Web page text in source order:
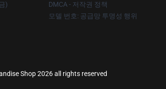
)
DMCA - 저작권 정책
모델 번호: 공급망 투명성 행위
Shop 2026 all rights reserved